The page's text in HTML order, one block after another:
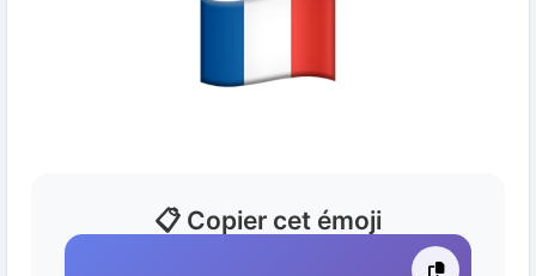
📋 Copier cet émoji